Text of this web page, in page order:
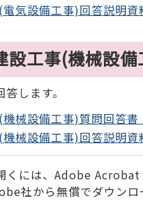
気設備工事)回答説明資
設工事(機械設
します。
械設備工事)質問回答書
械設備工事)回答説明資
くには、Adobe
社から無償でダウンロ